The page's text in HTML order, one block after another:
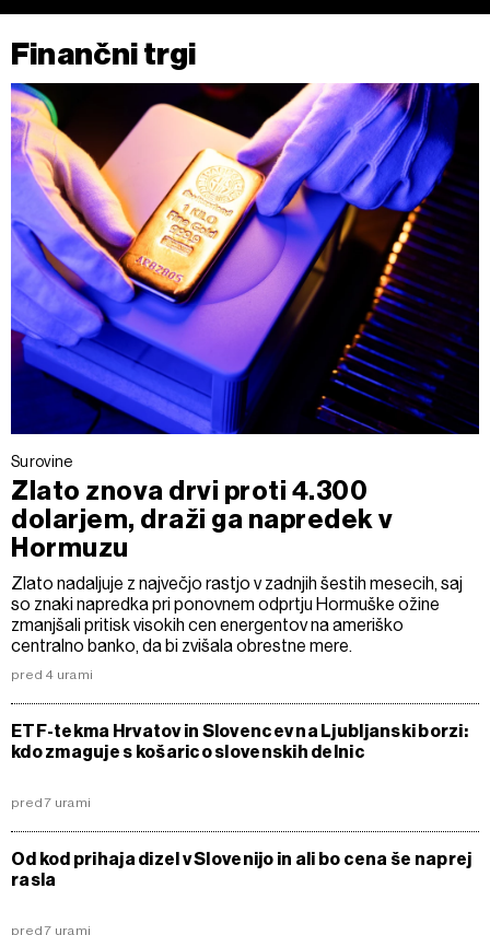
Finančni trgi
Surovine
Zlato znova drvi proti 4.300
dolarjem, draži ga napredek v
Hormuzu
Zlato nadaljuje z največjo rastjo v zadnjih šestih mesecih, saj
so znaki napredka pri ponovnem odprtju Hormuške ožine
zmanjšali pritisk visokih cen energentov na ameriško
centralno banko, da bi zvišala obrestne mere.
pred 4 urami
ETF-tekma Hrvatov in Slovencev na Ljubljanski borzi:
kdo zmaguje s košarico slovenskih delnic
pred 7 urami
Od kod prihaja dizel v Slovenijo in ali bo cena še naprej
rasla
pred 7 urami